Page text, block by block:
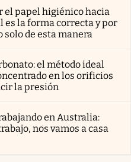
el papel higiénico hacia
es la forma correcta y por
de esta manera
el método ideal
en los orificios
la presión
en Australia:
nos vamos a casa